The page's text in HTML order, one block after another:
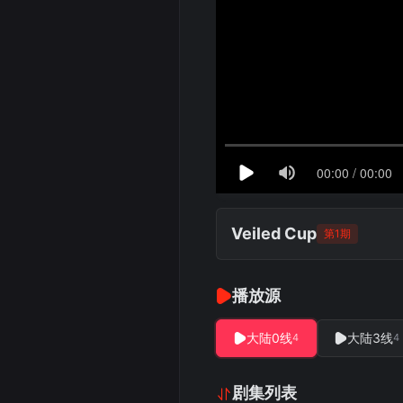
Veiled Cup 第1期
播放源
大陆0线4 大陆3线4
剧集列表